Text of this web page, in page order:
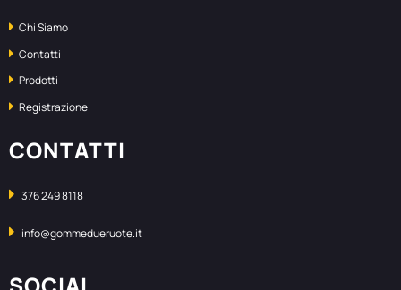
Chi Siamo
Contatti
Prodotti
Registrazione
CONTATTI
376 249 8118
info@gommedueruote.it